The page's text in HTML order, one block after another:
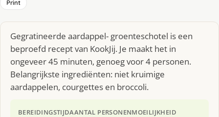
Print
Gegratineerde aardappel- groenteschotel is een
beproefd recept van KookJij. Je maakt het in
ongeveer 45 minuten, genoeg voor 4 personen.
Belangrijkste ingrediënten: niet kruimige
aardappelen, courgettes en broccoli.
BEREIDINGSTIJDAANTAL PERSONENMOEILIJKHEID